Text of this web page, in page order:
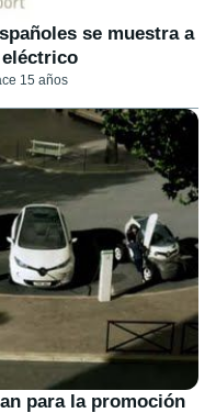
se muestra a
15 años
para la promoción